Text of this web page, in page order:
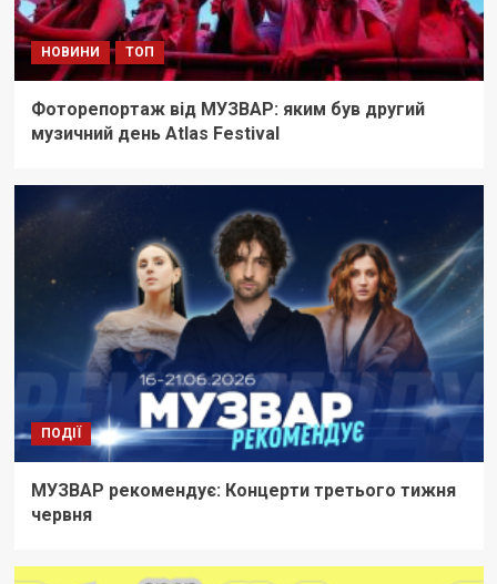
НОВИНИ ТОП
Фоторепортаж від МУЗВАР: яким був другий
музичний день Atlas Festival
ПОДІЇ
МУЗВАР рекомендує: Концерти третього тижня
червня